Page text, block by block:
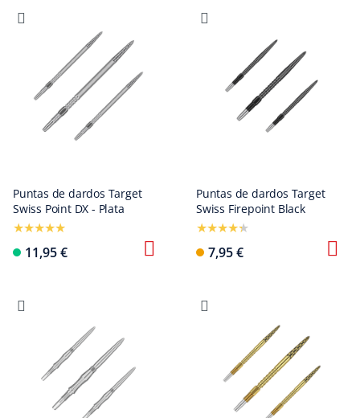
Puntas de dardos Target
Swiss Point DX - Plata
11,95 €
Puntas de dardos Target
Swiss Firepoint Black
7,95 €